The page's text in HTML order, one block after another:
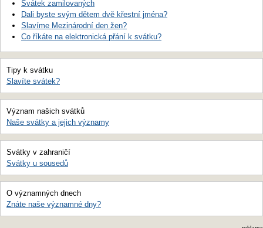
Svátek zamilovaných
Dali byste svým dětem dvě křestní jména?
Slavíme Mezinárodní den žen?
Co říkáte na elektronická přání k svátku?
Tipy k svátku
Slavíte svátek?
Význam našich svátků
Naše svátky a jejich významy
Svátky v zahraničí
Svátky u sousedů
O významných dnech
Znáte naše významné dny?